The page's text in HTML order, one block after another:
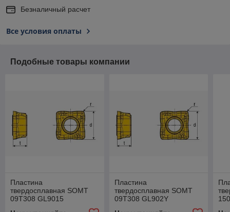
Безналичный расчет
Все условия оплаты
Подобные товары компании
Пластина
твердосплавная SOMT
09T308 GL9015
Пластина
твердосплавная SOMT
09T308 GL902Y